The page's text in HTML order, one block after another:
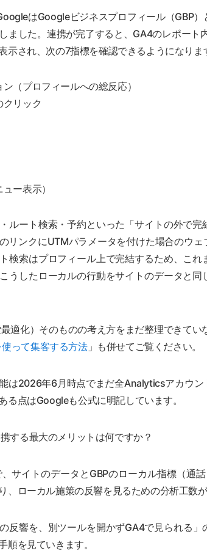
はGoogleビジネスプロフィール（GBP
ました。連携が完了すると、GA4のレポー
示され、次の7指標を確認できるようになりま
（プロフィールへの総反応）
クリック
ー表示）
ルート検索・予約といった「サイトの外で
リンクにUTMパラメータを付けた場合のウ
検索はプロフィール上で完結するため、こ
うしたローカルの行動をサイトのデータと
適化）そのものの考え方をまだ整理できてい
って集客する方法」も併せてご覧ください。
は2026年6月時点でまだ全Analyticsアカウ
る点はGoogleも公式に明記しています。
する最大のメリットは何ですか？
サイトのデータとGBPのローカル指標（通
、ローカル施策の反響を見るための分析工数が
反響を、別ツールを開かずGA4で見られる
順を見ていきます。